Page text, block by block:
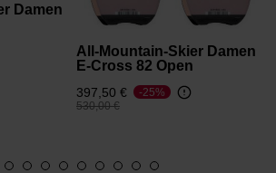
Damen
All-Mountain-Skier Damen
E-Cross 82 Open
397,50 €
Preis reduziert von
530,00 €auf
-25%